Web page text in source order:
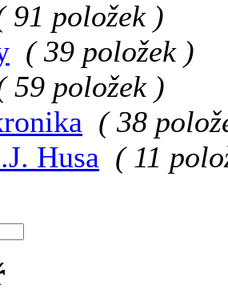
91 položek )
( 39 položek )
59 položek )
( 38
Husa ( 11